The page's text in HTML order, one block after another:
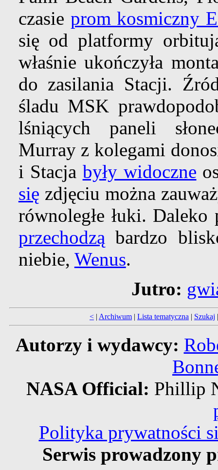
czasie prom kosmiczny
się od platformy
właśnie ukończyła
do zasilania Stacji.
śladu MSK
lśniących paneli
Murray z kolegami
i Stacja były widoczne
się zdjęciu można
równoległe łuki.
przechodzą bardzo
niebie, Wenus.
Jutro:
< | Archiwum | Lista tematyczna | Szukaj
Autorzy i wydawcy:
NASA Official: Phillip
Polityka prywatności
Serwis prowadzony